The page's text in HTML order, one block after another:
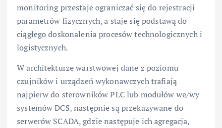
monitoring przestaje ograniczać się do rejestracji
parametrów fizycznych, a staje się podstawą do
ciągłego doskonalenia procesów technologicznych i
logistycznych.
W architekturze warstwowej dane z poziomu
czujników i urządzeń wykonawczych trafiają
najpierw do sterowników PLC lub modułów we/wy
systemów DCS, następnie są przekazywane do
serwerów SCADA, gdzie następuje ich agregacja,